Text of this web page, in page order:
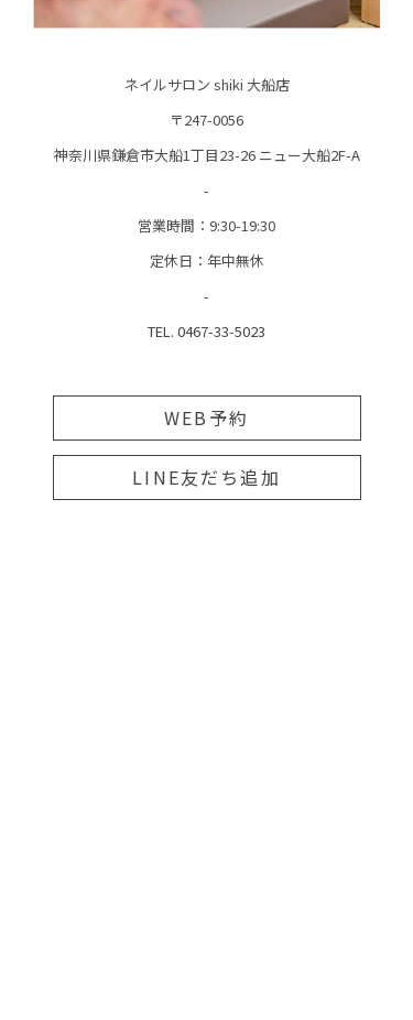
ネイルサロン shiki 大船店
〒247-0056
神奈川県鎌倉市大船1丁目23-26 ニュー大船2F-A
-
営業時間：9:30-19:30
定休日：年中無休
-
TEL. 0467-33-5023
WEB予約
LINE友だち追加